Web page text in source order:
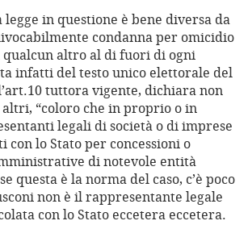
in questione è bene diversa da
condanna per omicidio
qualcun altro al di fuori di ogni
infatti del testo unico elettorale del
tuttora vigente, dichiara non
“coloro che in proprio o in
legali di società o di imprese
lo Stato per concessioni o
di notevole entità
questa è la norma del caso, c’è poco
non è il rappresentante legale
con lo Stato eccetera eccetera.